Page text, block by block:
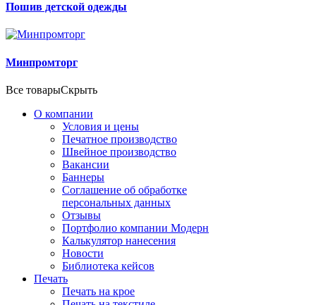
Пошив детской одежды
Минпромторг
Все товарыСкрыть
О компании
Условия и цены
Печатное производство
Швейное производство
Вакансии
Баннеры
Соглашение об обработке
персональных данных
Отзывы
Портфолио компании Модерн
Калькулятор нанесения
Новости
Библиотека кейсов
Печать
Печать на крое